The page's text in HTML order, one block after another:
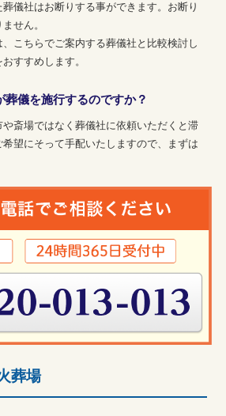
儀社はお断りする事ができます。お断り
せん。
こちらでご案内する葬儀社と比較検討し
すすめします。
葬儀を施行するのですか？
斎場ではなく葬儀社に依頼いただくと滞
希望にそって手配いたしますので、まずは
葬場